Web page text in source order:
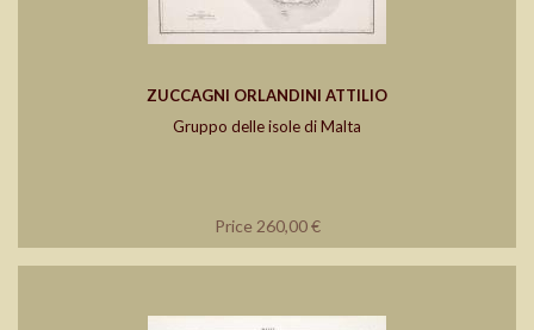
ZUCCAGNI ORLANDINI ATTILIO
Gruppo delle isole di Malta
Price 260,00 €